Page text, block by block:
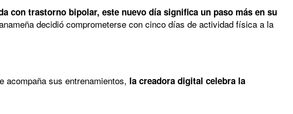
con trastorno bipolar, este nuevo día significa un paso más en su
decidió comprometerse con cinco días de actividad física a la
acompaña sus entrenamientos, la creadora digital celebra la